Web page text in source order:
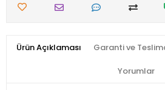
Ürün Açıklaması Garanti ve
Yorumlar